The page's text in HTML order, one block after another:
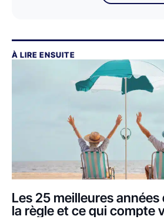
À LIRE ENSUITE
Les 25 meilleures années
la règle et ce qui compte